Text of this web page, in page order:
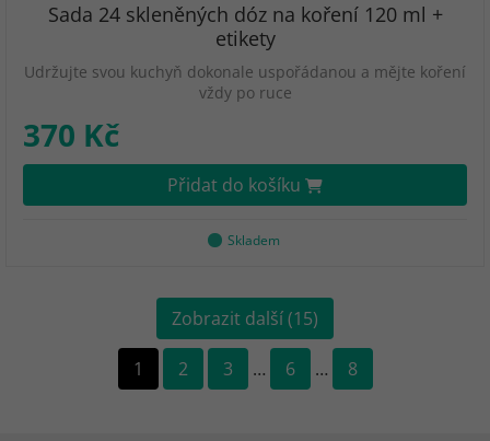
Sada 24 skleněných dóz na koření 120 ml +
etikety
Udržujte svou kuchyň dokonale uspořádanou a mějte koření
vždy po ruce
370 Kč
Přidat do košíku
Skladem
Zobrazit další (15)
1 2 3 … 6 … 8